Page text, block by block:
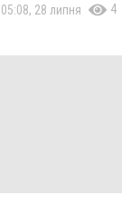
05:08, 28 липня 4